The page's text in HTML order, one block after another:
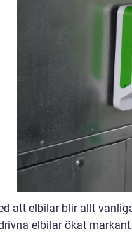
att elbilar blir allt
elbilar ökat markant